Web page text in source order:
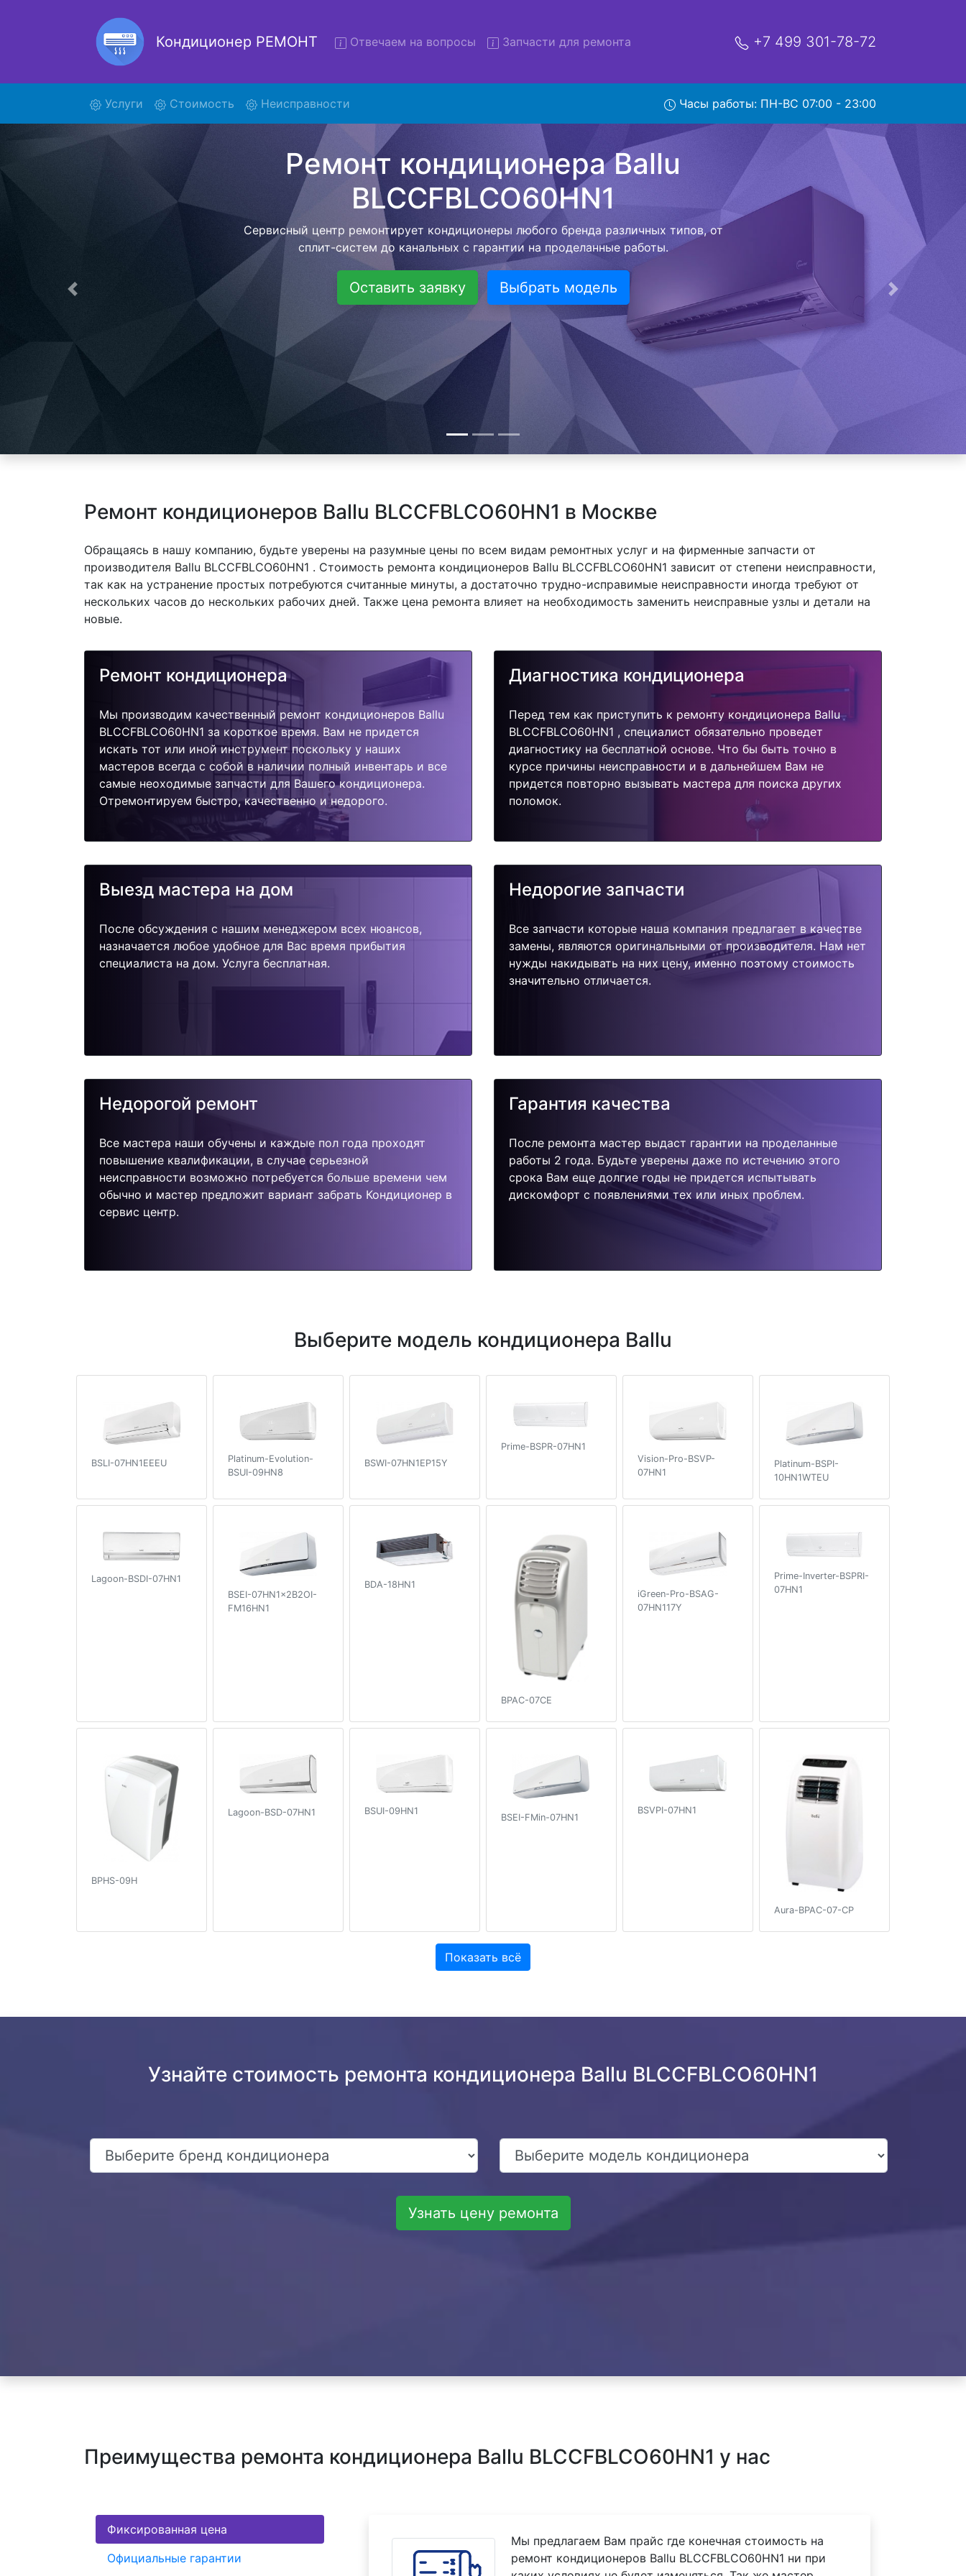
Кондиционер РЕМОНТ Отвечаем на вопросы Запчасти для ремонта +7 499 301-78-72
Услуги (current)Стоимость Неисправности Часы работы: ПН-ВС 07:00 - 23:00
Ремонт кондиционеров Ballu
BLCCFBLCO60HN1 с вывозом в сервис
Наша организация предлагает воспользоваться бесплатной услугой которая
позволяет клиенту сохранить время и свои деньги. Наш мастер приезжает в
назначенное время по адресу, проводит диагностику, составляет договор с
фиксированной стоимостью на ремонт кондиционера и забирает его в сервисный
центр. После ремонта специалист привезет обратно Вам уже готовый к работе
кондиционер.
Оставить заявку Выбрать модель
Предыдущая Следующая
Ремонт кондиционеров Ballu BLCCFBLCO60HN1 в Москве
Обращаясь в нашу компанию, будьте уверены на разумные цены по всем видам ремонтных услуг и на фирменные запчасти от
производителя Ballu BLCCFBLCO60HN1 . Стоимость ремонта кондиционеров Ballu BLCCFBLCO60HN1 зависит от степени неисправности,
так как на устранение простых потребуются считанные минуты, а достаточно трудно-исправимые неисправности иногда требуют от
нескольких часов до нескольких рабочих дней. Также цена ремонта влияет на необходимость заменить неисправные узлы и детали на
новые.
Ремонт кондиционера
Мы производим качественный ремонт кондиционеров Ballu
BLCCFBLCO60HN1 за короткое время. Вам не придется
искать тот или иной инструмент поскольку у наших
мастеров всегда с собой в наличии полный инвентарь и все
самые неоходимые запчасти для Вашего кондиционера.
Отремонтируем быстро, качественно и недорого.
Диагностика кондиционера
Перед тем как приступить к ремонту кондиционера Ballu
BLCCFBLCO60HN1 , специалист обязательно проведет
диагностику на бесплатной основе. Что бы быть точно в
курсе причины неисправности и в дальнейшем Вам не
придется повторно вызывать мастера для поиска других
поломок.
Выезд мастера на дом
После обсуждения с нашим менеджером всех нюансов,
назначается любое удобное для Вас время прибытия
специалиста на дом. Услуга бесплатная.
Недорогие запчасти
Все запчасти которые наша компания предлагает в качестве
замены, являются оригинальными от производителя. Нам нет
нужды накидывать на них цену, именно поэтому стоимость
значительно отличается.
Недорогой ремонт
Все мастера наши обучены и каждые пол года проходят
повышение квалификации, в случае серьезной
неисправности возможно потребуется больше времени чем
обычно и мастер предложит вариант забрать Кондиционер в
сервис центр.
Гарантия качества
После ремонта мастер выдаст гарантии на проделанные
работы 2 года. Будьте уверены даже по истечению этого
срока Вам еще долгие годы не придется испытывать
дискомфорт с появлениями тех или иных проблем.
Выберите модель кондиционера Ballu
BSLI-07HN1EEEU
Platinum-Evolution-
BSUI-09HN8
BSWI-07HN1EP15Y
Prime-BSPR-07HN1
Vision-Pro-BSVP-
07HN1
Platinum-BSPI-
10HN1WTEU
Lagoon-BSDI-07HN1
BSEI-07HN1x2B2OI-
FM16HN1
BDA-18HN1
BPAC-07CE
iGreen-Pro-BSAG-
07HN117Y
Prime-Inverter-BSPRI-
07HN1
BPHS-09H
Lagoon-BSD-07HN1 BSUI-09HN1
BSEI-FMin-07HN1
BSVPI-07HN1
Aura-BPAC-07-CP
Показать всё
Узнайте стоимость ремонта кондиционера Ballu BLCCFBLCO60HN1
Узнать цену ремонта
Преимущества ремонта кондиционера Ballu BLCCFBLCO60HN1 у нас
Фиксированная цена
Официальные гарантии
Мы предлагаем Вам прайс где конечная стоимость на
ремонт кондиционеров Ballu BLCCFBLCO60HN1 ни при